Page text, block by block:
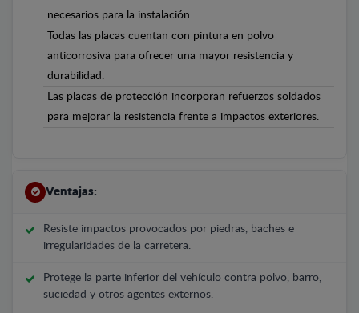
necesarios para la instalación.
Todas las placas cuentan con pintura en polvo
anticorrosiva para ofrecer una mayor resistencia y
durabilidad.
Las placas de protección incorporan refuerzos soldados
para mejorar la resistencia frente a impactos exteriores.
Ventajas:
Resiste impactos provocados por piedras, baches e
irregularidades de la carretera.
Protege la parte inferior del vehículo contra polvo, barro,
suciedad y otros agentes externos.